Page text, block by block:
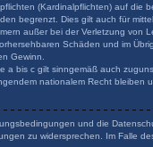
(Kardinalpflichten) auf die
begrenzt. Dies gilt auch für
außer bei der Verletzung von
Schäden und im
Gewinn.
a bis c gilt sinngemäß auch
nationalem Recht bleiben
und die
zu widersprechen. Im Falle